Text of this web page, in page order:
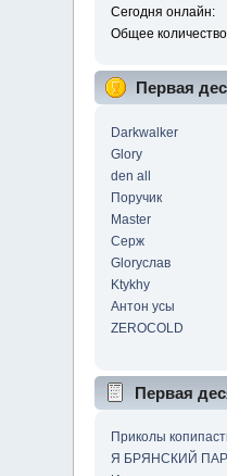
Сегодня онлайн:
Общее
Первая
Darkwalker
Glory
den all
Поручик
Master
Серж
Gloryслав
Ktykhy
Антон усы
ZEROCOLD
Первая
Приколы
Я БРЯНСКИЙ